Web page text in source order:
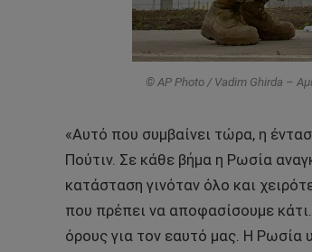
© AP Photo / Vadim Ghirda –
«Αυτό που συμβαίνει τώρα, η
Πούτιν. Σε κάθε βήμα η Ρωσία
κατάσταση γινόταν όλο και
που πρέπει να αποφασίσουμε
όρους για τον εαυτό μας. Η Ρωσία